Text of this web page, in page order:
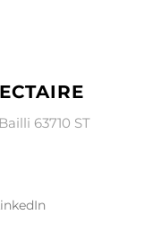
63710 ST